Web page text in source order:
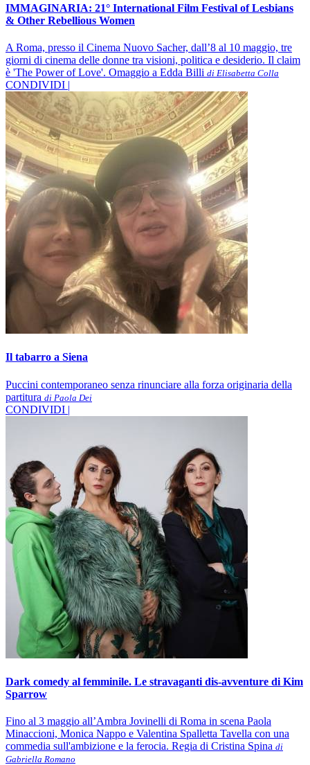
IMMAGINARIA: 21° International Film Festival of Lesbians
& Other Rebellious Women
A Roma, presso il Cinema Nuovo Sacher, dall’8 al 10 maggio, tre
giorni di cinema delle donne tra visioni, politica e desiderio. Il claim
è 'The Power of Love'. Omaggio a Edda Billi di Elisabetta Colla
CONDIVIDI |
Il tabarro a Siena
Puccini contemporaneo senza rinunciare alla forza originaria della
partitura di Paola Dei
CONDIVIDI |
Dark comedy al femminile. Le stravaganti dis-avventure di Kim
Sparrow
Fino al 3 maggio all’Ambra Jovinelli di Roma in scena Paola
Minaccioni, Monica Nappo e Valentina Spalletta Tavella con una
commedia sull'ambizione e la ferocia. Regia di Cristina Spina di
Gabriella Romano